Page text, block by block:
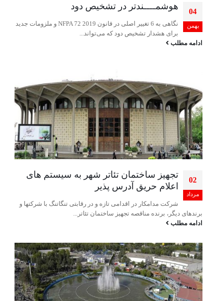
04
بهمن
هوشمــــندتر در تشخیص دود
نگاهی به 6 تغییر اصلی در قانون 2019 NFPA 72 و ملزومات جدید
برای هشدار تشخیص دود که می‌تواند...
ادامه مطلب
02
مرداد
تجهیز ساختمان تئاتر شهر به سیستم های
اعلام حریق آدرس پذیر
شرکت مدامکار در اقدامی تازه و در رقابتی تنگاتنگ با شرکت‏ها و
برندهای دیگر، برنده مناقصه تجهیز ساختمان تئاتر...
ادامه مطلب